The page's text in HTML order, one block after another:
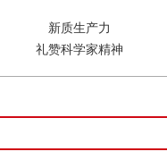
新质生产力
礼赞科学家精神